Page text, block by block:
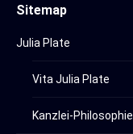
Sitemap
Julia Plate
Vita Julia Plate
Kanzlei-Philosophie